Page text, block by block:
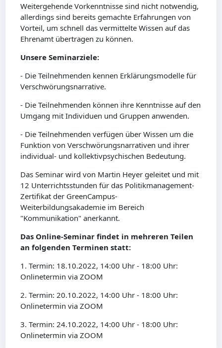
Weitergehende Vorkenntnisse sind nicht notwendig,
allerdings sind bereits gemachte Erfahrungen von
Vorteil, um schnell das vermittelte Wissen auf das
Ehrenamt übertragen zu können.
Unsere Seminarziele:
- Die Teilnehmenden kennen Erklärungsmodelle für
Verschwörungsnarrative.
- Die Teilnehmenden können ihre Kenntnisse auf den
Umgang mit Individuen und Gruppen anwenden.
- Die Teilnehmenden verfügen über Wissen um die
Funktion von Verschwörungsnarrativen und ihrer
individual- und kollektivpsychischen Bedeutung.
Das Seminar wird von Martin Heyer geleitet und mit
12 Unterrichtsstunden für das Politikmanagement-
Zertifikat der GreenCampus-
Weiterbildungsakademie im Bereich
"Kommunikation" anerkannt.
Das Online-Seminar findet in mehreren Teilen
an folgenden Terminen statt:
1. Termin: 18.10.2022, 14:00 Uhr - 18:00 Uhr:
Onlinetermin via ZOOM
2. Termin: 20.10.2022, 14:00 Uhr - 18:00 Uhr:
Onlinetermin via ZOOM
3. Termin: 24.10.2022, 14:00 Uhr - 18:00 Uhr:
Onlinetermin via ZOOM